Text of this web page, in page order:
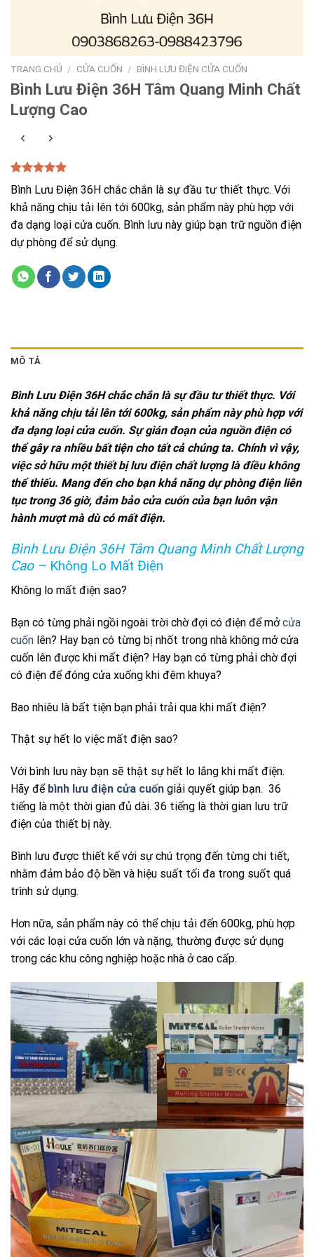
TRANG CHỦ / CỬA CUỐN / BÌNH LƯU ĐIỆN CỬA CUỐN
Bình Lưu Điện 36H Tâm Quang Minh Chất
Lượng Cao
5.00
trên 5
dựa trên
1
đánh giá
Bình Lưu Điện 36H chắc chắn là sự đầu tư thiết thực. Với
khả năng chịu tải lên tới 600kg, sản phẩm này phù hợp với
đa dạng loại cửa cuốn. Bình lưu này giúp bạn trữ nguồn điện
dự phòng để sử dụng.
MÔ TẢ
Bình Lưu Điện 36H chắc chắn là sự đầu tư thiết thực. Với
khả năng chịu tải lên tới 600kg, sản phẩm này phù hợp với
đa dạng loại cửa cuốn. Sự gián đoạn của nguồn điện có
thể gây ra nhiều bất tiện cho tất cả chúng ta. Chính vì vậy,
việc sở hữu một thiết bị lưu điện chất lượng là điều không
thể thiếu. Mang đến cho bạn khả năng dự phòng điện liên
tục trong 36 giờ, đảm bảo cửa cuốn của bạn luôn vận
hành mượt mà dù có mất điện.
Bình Lưu Điện 36H Tâm Quang Minh Chất Lượng
Cao – Không Lo Mất Điện
Không lo mất điện sao?
Bạn có từng phải ngồi ngoài trời chờ đợi có điện để mởcửa
cuốn lên? Hay bạn có từng bị nhốt trong nhà không mở cửa
cuốn lên được khi mất điện? Hay bạn có từng phải chờ đợi
có điện để đóng cửa xuống khi đêm khuya?
Bao nhiêu là bất tiện bạn phải trải qua khi mất điện?
Thật sự hết lo việc mất điện sao?
Với bình lưu này bạn sẽ thật sự hết lo lắng khi mất điện.
Hãy để bình lưu điện cửa cuốn giải quyết giúp bạn. 36
tiếng là một thời gian đủ dài. 36 tiếng là thời gian lưu trữ
điện của thiết bị này.
Bình lưu được thiết kế với sự chú trọng đến từng chi tiết,
nhằm đảm bảo độ bền và hiệu suất tối đa trong suốt quá
trình sử dụng.
Hơn nữa, sản phẩm này có thể chịu tải đến 600kg, phù hợp
với các loại cửa cuốn lớn và nặng, thường được sử dụng
trong các khu công nghiệp hoặc nhà ở cao cấp.